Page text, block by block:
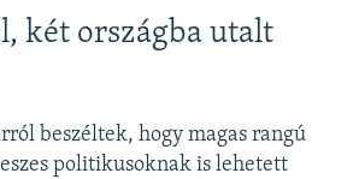
két országba utalt
beszéltek, hogy magas rangú
politikusoknak is lehetett